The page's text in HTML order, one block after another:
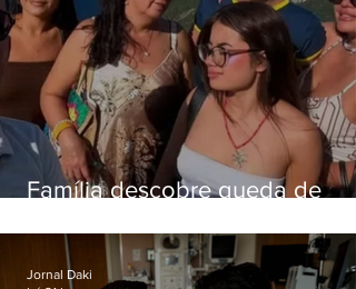
Família descobre queda de
enquanto aguardava segundo
voo
Jornal Daki